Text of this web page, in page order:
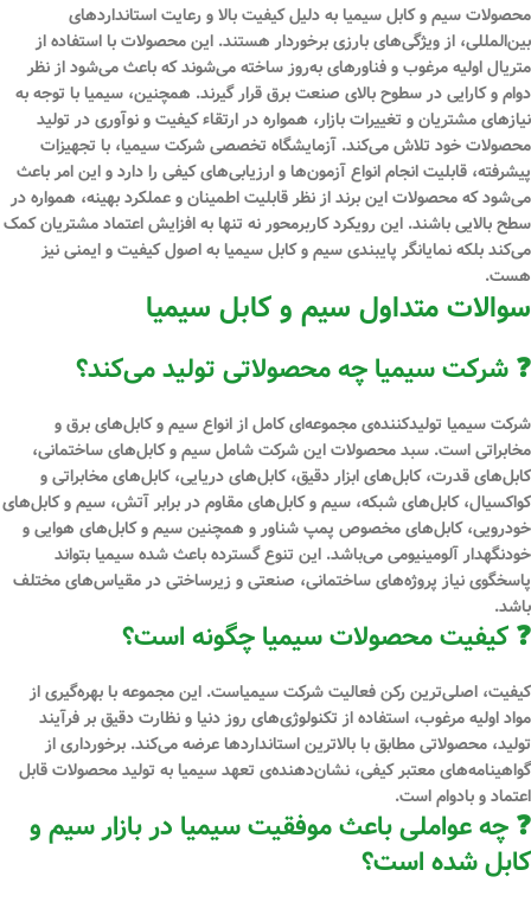
محصولات سیم و کابل سیمیا به دلیل کیفیت بالا و رعایت استانداردهای
بین‌المللی، از ویژگی‌های بارزی برخوردار هستند. این محصولات با استفاده از
متریال اولیه مرغوب و فناورهای به‌روز ساخته می‌شوند که باعث می‌شود از نظر
دوام و کارایی در سطوح بالای صنعت برق قرار گیرند. همچنین، سیمیا با توجه به
نیازهای مشتریان و تغییرات بازار، همواره در ارتقاء کیفیت و نوآوری در تولید
محصولات خود تلاش می‌کند. آزمایشگاه تخصصی شرکت سیمیا، با تجهیزات
پیشرفته، قابلیت انجام انواع آزمون‌ها و ارزیابی‌های کیفی را دارد و این امر باعث
می‌شود که محصولات این برند از نظر قابلیت اطمینان و عملکرد بهینه، همواره در
سطح بالایی باشند. این رویکرد کاربرمحور نه تنها به افزایش اعتماد مشتریان کمک
می‌کند بلکه نمایانگر پایبندی سیم و کابل سیمیا به اصول کیفیت و ایمنی نیز
هست.
سوالات متداول سیم و کابل سیمیا
❓ شرکت سیمیا چه محصولاتی تولید می‌کند؟
شرکت سیمیا تولیدکننده‌ی مجموعه‌ای کامل از انواعسیم و کابل‌های برق و
مخابراتیاست. سبد محصولات این شرکت شامل سیم و کابل‌های ساختمانی،
کابل‌های قدرت، کابل‌های ابزار دقیق، کابل‌های دریایی، کابل‌های مخابراتی و
کواکسیال، کابل‌های شبکه، سیم و کابل‌های مقاوم در برابر آتش، سیم و کابل‌های
خودرویی، کابل‌های مخصوص پمپ شناور و همچنین سیم و کابل‌های هوایی و
خودنگهدار آلومینیومی می‌باشد. این تنوع گسترده باعث شده سیمیا بتواند
پاسخگوی نیاز پروژه‌های ساختمانی، صنعتی و زیرساختی در مقیاس‌های مختلف
باشد.
❓ کیفیت محصولات سیمیا چگونه است؟
کیفیت، اصلی‌ترین رکن فعالیت شرکت سیمیاست. این مجموعه با بهره‌گیری از
مواد اولیه مرغوب، استفاده از تکنولوژی‌های روز دنیاو نظارت دقیق بر فرآیند
تولید، محصولاتی مطابق با بالاترین استانداردها عرضه می‌کند. برخورداری از
گواهینامه‌های معتبر کیفی، نشان‌دهنده‌ی تعهد سیمیا به تولید محصولات قابل
اعتماد و بادوام است.
❓ چه عواملی باعث موفقیت سیمیا در بازار سیم و
کابل شده است؟